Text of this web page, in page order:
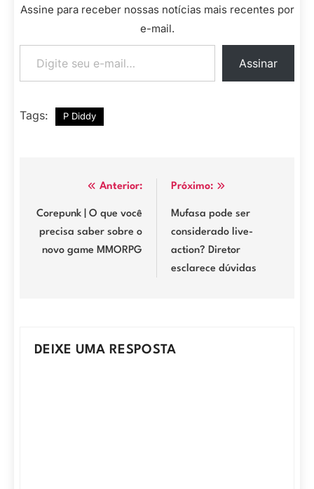
Assine para receber nossas notícias mais recentes por
e-mail.
Digite seu e-mail…
Assinar
Tags: P Diddy
Navegação
de
Post
Anterior:
Corepunk | O que você
precisa saber sobre o
novo game MMORPG
Próximo:
Mufasa pode ser
considerado live-
action? Diretor
esclarece dúvidas
DEIXE UMA RESPOSTA